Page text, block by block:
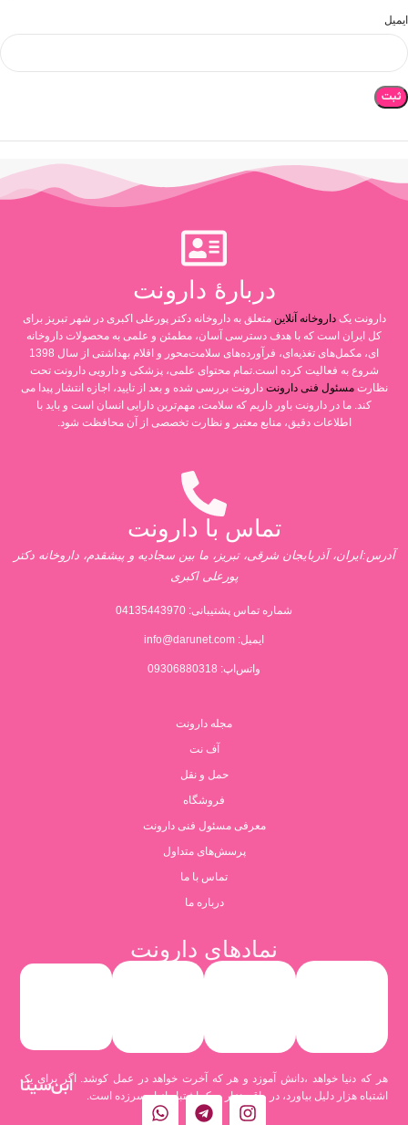
ایمیل
دربارۀ دارونت
دارونت یکداروخانه آنلاین متعلق به داروخانه دکتر پورعلی اکبری در شهر تبریز برای
کل ایران است که با هدف دسترسی آسان، مطمئن و علمی به محصولات داروخانه
ای، مکمل‌های تغذیه‌ای، فرآورده‌های سلامت‌محور و اقلام بهداشتی از سال 1398
شروع به فعالیت کرده است.تمام محتوای علمی، پزشکی و دارویی دارونت تحت
نظارتمسئول فنی دارونت دارونت بررسی شده و بعد از تایید، اجازه انتشار پیدا می
کند. ما در دارونت باور داریم که سلامت، مهم‌ترین دارایی انسان است و باید با
اطلاعات دقیق، منابع معتبر و نظارت تخصصی از آن محافظت شود.
تماس با دارونت
آدرس:ایران، آذربایجان شرقی، تبریز، ما بین سجادیه و پیشقدم، داروخانه دکتر
پورعلی اکبری
شماره تماس پشتیبانی: 04135443970
ایمیل: info@darunet.com
واتس‌اپ: 09306880318
مجله دارونت
آف نت
حمل و نقل
فروشگاه
معرفی مسئول فنی دارونت
پرسش‌های متداول
تماس با ما
درباره ما
نمادهای دارونت
هر که دنیا خواهد ،دانش آموزد و هر که آخرت خواهد در عمل کوشد. اگر برای یک
اشتباه هزار دلیل بیاورد، در واقع هزار و یک اشتباه از او سرزده است.
ابن‌سینا